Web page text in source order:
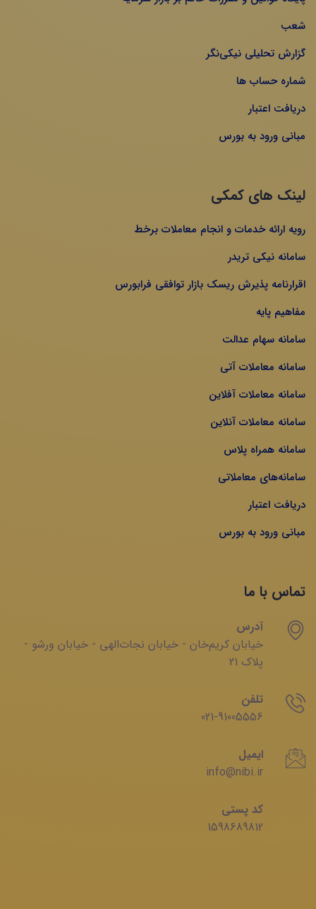
شعب
گزارش تحلیلی نیکی‌نگر
شماره حساب ها
دریافت اعتبار
مبانی ورود به بورس
لینک های کمکی
رویه ارائه خدمات و انجام معاملات برخط
سامانه نیکی تریدر
اقرارنامه پذیرش ریسک بازار توافقی فرابورس
مفاهیم پایه
سامانه سهام عدالت
سامانه معاملات آتی
سامانه معاملات آفلاین
سامانه معاملات آنلاین
سامانه همراه پلاس
سامانه‌های معاملاتی
دریافت اعتبار
مبانی ورود به بورس
تماس با ما
آدرس
خیابان‌ کریم‌‌خان - خیابان ‌نجات‌الهی - خیابان ‌ورشو -
پلاک 21
تلفن
021-91005556
ایمیل
info@nibi.ir
کد پستی
1598689812